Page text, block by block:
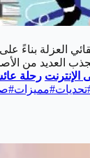
العديد من
الإنترنت رحلة
تحديات#مميزات#